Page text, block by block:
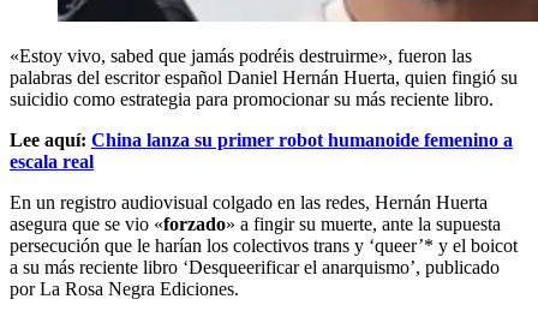
«Estoy vivo, sabed que jamás podréis destruirme», fueron las
palabras del escritor español Daniel Hernán Huerta, quien fingió su
suicidio como estrategia para promocionar su más reciente libro.
Lee aquí: China lanza su primer robot humanoide femenino a
escala real
En un registro audiovisual colgado en las redes, Hernán Huerta
asegura que se vio «forzado» a fingir su muerte, ante la supuesta
persecución que le harían los colectivos trans y ‘queer’* y el boicot
a su más reciente libro ‘Desqueerificar el anarquismo’, publicado
por La Rosa Negra Ediciones.